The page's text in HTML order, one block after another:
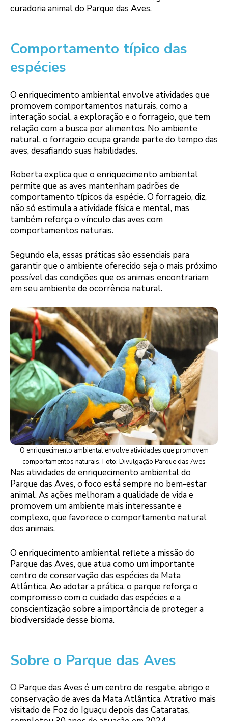
curadoria animal do Parque das Aves.
Comportamento típico das
espécies
O enriquecimento ambiental envolve atividades que
promovem comportamentos naturais, como a
interação social, a exploração e o forrageio, que tem
relação com a busca por alimentos. No ambiente
natural, o forrageio ocupa grande parte do tempo das
aves, desafiando suas habilidades.
Roberta explica que o enriquecimento ambiental
permite que as aves mantenham padrões de
comportamento típicos da espécie. O forrageio, diz,
não só estimula a atividade física e mental, mas
também reforça o vínculo das aves com
comportamentos naturais.
Segundo ela, essas práticas são essenciais para
garantir que o ambiente oferecido seja o mais próximo
possível das condições que os animais encontrariam
em seu ambiente de ocorrência natural.
O enriquecimento ambiental envolve atividades que promovem
comportamentos naturais. Foto: Divulgação Parque das Aves
Nas atividades de enriquecimento ambiental do
Parque das Aves, o foco está sempre no bem-estar
animal. As ações melhoram a qualidade de vida e
promovem um ambiente mais interessante e
complexo, que favorece o comportamento natural
dos animais.
O enriquecimento ambiental reflete a missão do
Parque das Aves, que atua como um importante
centro de conservação das espécies da Mata
Atlântica. Ao adotar a prática, o parque reforça o
compromisso com o cuidado das espécies e a
conscientização sobre a importância de proteger a
biodiversidade desse bioma.
Sobre o Parque das Aves
O Parque das Aves é um centro de resgate, abrigo e
conservação de aves da Mata Atlântica. Atrativo mais
visitado de Foz do Iguaçu depois das Cataratas,